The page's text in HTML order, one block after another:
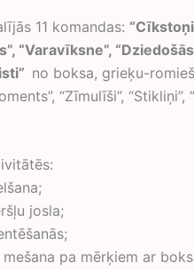
11 komandas:
“Varavīksne”,
no boksa, grieķu-
“Zīmulīši”, “Stikliņi”,
josla;
pa mērķiem ar